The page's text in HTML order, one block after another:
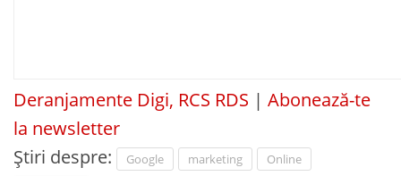
Deranjamente Digi, RCS RDS | Abonează-te
la newsletter
Știri despre:
Google marketing
Online